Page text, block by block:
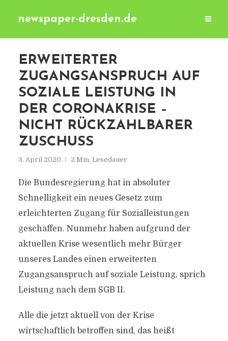
newspaper-dresden.de
ERWEITERTER
ZUGANGSANSPRUCH AUF
SOZIALE LEISTUNG IN
DER CORONAKRISE –
NICHT RÜCKZAHLBARER
ZUSCHUSS
3. April 2020 2 Min. Lesedauer
Die Bundesregierung hat in absoluter
Schnelligkeit ein neues Gesetz zum
erleichterten Zugang für Sozialleistungen
geschaffen. Nunmehr haben aufgrund der
aktuellen Krise wesentlich mehr Bürger
unseres Landes einen erweiterten
Zugangsanspruch auf soziale Leistung, sprich
Leistung nach dem SGB II.
Alle die jetzt aktuell von der Krise
wirtschaftlich betroffen sind, das heißt